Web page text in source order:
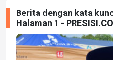
Berita dengan kata
Halaman 1 - PRESISI.CO